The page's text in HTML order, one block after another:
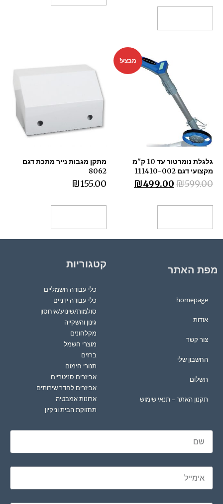
מבצע!
גלגלת נומרטור עד 10 ק"מ
מקצועי דגם 111410-002
₪599.00
₪499.00
מתקן מגבות נייר מתכת דגם
8062
₪155.00
מפת האתר
homepage
אודות
צור קשר
החשבון שלי
תשלום
תקנון האתר – תנאי שימוש
קטגוריות
כלי עבודה חשמליים
כלי עבודה ידניים
סולמות/שינוע/איחסון
גינון והשקייה
מקלחונים
מוצרי חשמל
ברזים
תנורי חימום
אביזרים סניטריים
אביזרים לחדר שירותים
ארונות אמבטיה
תחזוקת הבית וניקיון